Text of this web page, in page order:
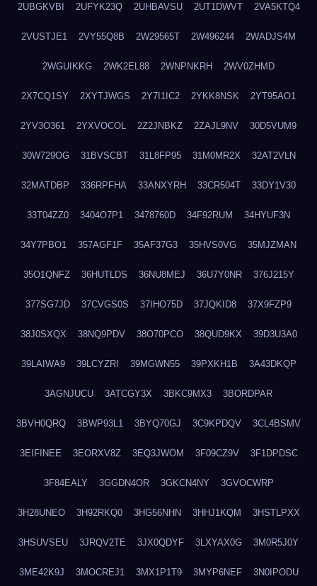
2UBGKVBI 2UFYK23Q 2UHBAVSU 2UT1DWVT 2VA5KTQ4
2VUSTJE1 2VY55Q8B 2W29565T 2W496244 2WADJS4M
2WGUIKKG 2WK2EL88 2WNPNKRH 2WV0ZHMD
2X7CQ1SY 2XYTJWGS 2Y7I1IC2 2YKK8NSK 2YT95AO1
2YV3O361 2YXVOCOL 2Z2JNBKZ 2ZAJL9NV 30D5VUM9
30W729OG 31BVSCBT 31L8FP95 31M0MR2X 32AT2VLN
32MATDBP 336RPFHA 33ANXYRH 33CR504T 33DY1V30
33T04ZZ0 3404O7P1 3478760D 34F92RUM 34HYUF3N
34Y7PBO1 357AGF1F 35AF37G3 35HVS0VG 35MJZMAN
35O1QNFZ 36HUTLDS 36NU8MEJ 36U7Y0NR 376J215Y
377SG7JD 37CVGS0S 37IHO75D 37JQKID8 37X9FZP9
38J0SXQX 38NQ9PDV 38O70PCO 38QUD9KX 39D3U3A0
39LAIWA9 39LCYZRI 39MGWN55 39PXKH1B 3A43DKQP
3AGNJUCU 3ATCGY3X 3BKC9MX3 3BORDPAR
3BVH0QRQ 3BWP93L1 3BYQ70GJ 3C9KPDQV 3CL4BSMV
3EIFINEE 3EORXV8Z 3EQ3JWOM 3F09CZ9V 3F1DPDSC
3F84EALY 3GGDN4OR 3GKCN4NY 3GVOCWRP
3H28UNEO 3H92RKQ0 3HG56NHN 3HHJ1KQM 3HSTLPXX
3HSUVSEU 3JRQV2TE 3JX0QDYF 3LXYAX0G 3M0R5J0Y
3ME42K9J 3MOCREJ1 3MX1P1T9 3MYP6NEF 3N0IPODU